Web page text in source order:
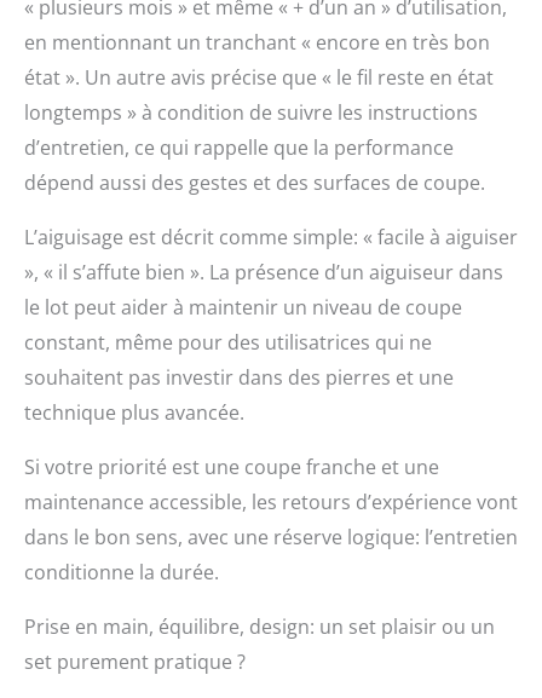
Les lames de couteaux
de la série SUPREME
sont conçues en forme
de motif de vagues, le
motif de vagues unique
couche par couche lui
confère une beauté
artistique. Ils sont le
notre cuisine.
【Manche
Ergonomique en Bois
Confortable】Le
manche de l'ensemble
de couteaux de cuisine
adopte du bois d'olivier
et plus solide. Avec une
conception de poignée
une stabilité et un
après une utilisation
« plusieurs mois » et même « + d’un an » d’utilisation,
en mentionnant un tranchant « encore en très bon
état ». Un autre avis précise que « le fil reste en état
longtemps » à condition de suivre les instructions
d’entretien, ce qui rappelle que la performance
dépend aussi des gestes et des surfaces de coupe.
L’aiguisage est décrit comme simple: « facile à aiguiser
», « il s’affute bien ». La présence d’un aiguiseur dans
le lot peut aider à maintenir un niveau de coupe
constant, même pour des utilisatrices qui ne
souhaitent pas investir dans des pierres et une
technique plus avancée.
Si votre priorité est une coupe franche et une
maintenance accessible, les retours d’expérience vont
dans le bon sens, avec une réserve logique: l’entretien
conditionne la durée.
Prise en main, équilibre, design: un set plaisir ou un
set purement pratique ?